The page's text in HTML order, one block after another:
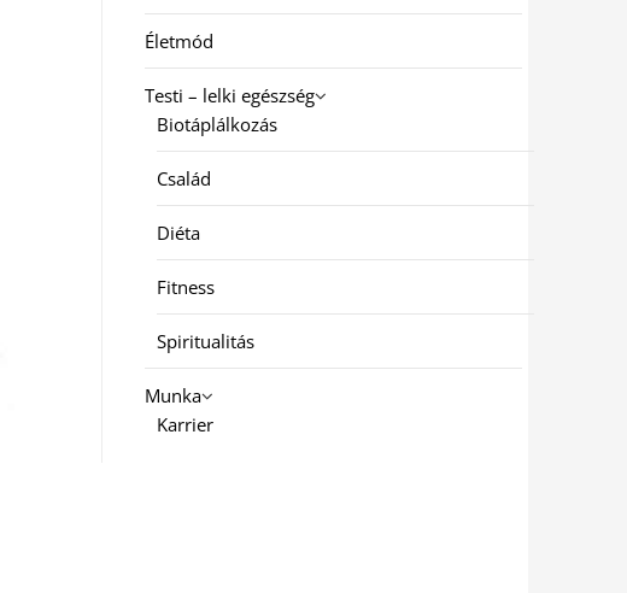
Életmód
Testi – lelki egészség
Biotáplálkozás
Család
Diéta
Fitness
Spiritualitás
Munka
Karrier